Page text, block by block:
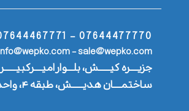
07644477770 - 07644467771
- sale@wepko.com
جزیــــره کیــــــش، بلـــوار امیــــرکبیــــــر
ساختمــــان هدیــــــش، طبقه ۴، واحد۴۲